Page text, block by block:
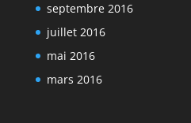
septembre 2016
juillet 2016
mai 2016
mars 2016